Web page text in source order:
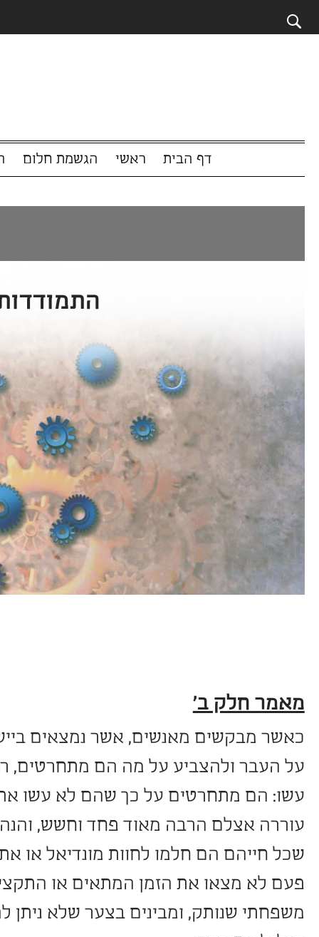
דף הבית ראשי הגשמת חלום
התמודדות עם
ב'
מאנשים, אשר נמצאים ביישורת
על מה הם מתחרטים, רובם
על כך שהם לא עשו את
הרבה מאוד פחד וחשש, והנה כבר